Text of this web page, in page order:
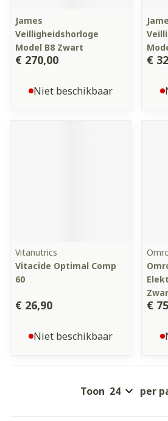
James
Veilligheidshorloge
Model B8 Zwart
€ 270,00
Niet beschikbaar
€
Vitanutrics
Vitacide Optimal Comp
60
€ 26,90
Niet beschikbaar
€
Toon per